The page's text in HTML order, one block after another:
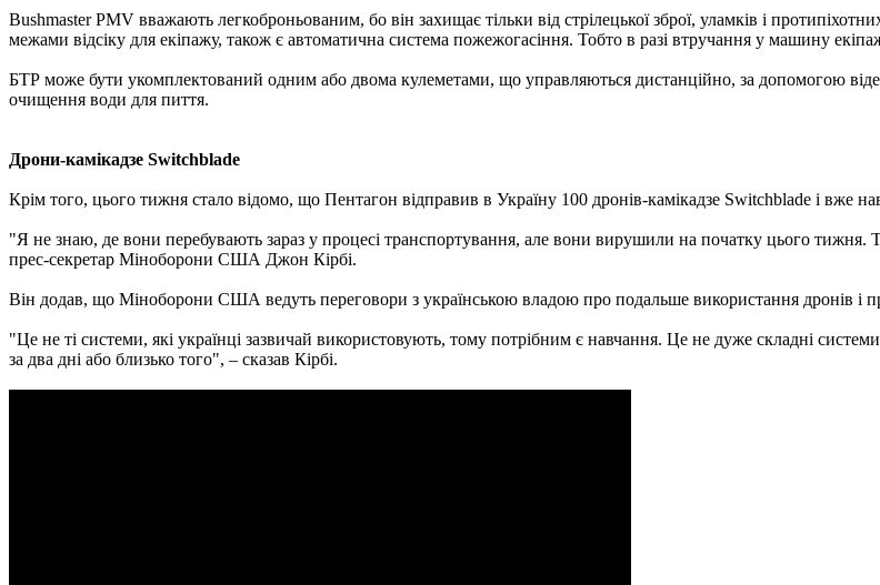
Bushmaster PMV вважають легкоброньованим, бо він захищає тільки від стрілецької зброї, уламків і
межами відсіку для екіпажу, також є автоматична система пожежогасіння. Тобто в разі втручання у машину
БТР може бути укомплектований одним або двома кулеметами, що управляються дистанційно, за допомогою
очищення води для пиття.
Дрони-камікадзе Switchblade
Крім того, цього тижня стало відомо, що Пентагон відправив в Україну 100 дронів-камікадзе Switchblade і вже
"Я не знаю, де вони перебувають зараз у процесі транспортування, але вони вирушили на початку цього
прес-секретар Міноборони США Джон Кірбі.
Він додав, що Міноборони США ведуть переговори з українською владою про подальше використання дронів і
"Це не ті системи, які українці зазвичай використовують, тому потрібним є навчання. Це не дуже складні
за два дні або близько того", – сказав Кірбі.